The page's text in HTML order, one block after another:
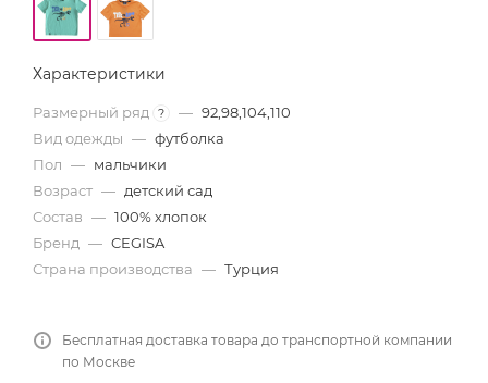
Характеристики
Размерный ряд ? — 92,98,104,110
Вид одежды — футболка
Пол — мальчики
Возраст — детский сад
Состав — 100% хлопок
Бренд — CEGISA
Страна производства — Турция
Бесплатная доставка товара до транспортной компании
по Москве